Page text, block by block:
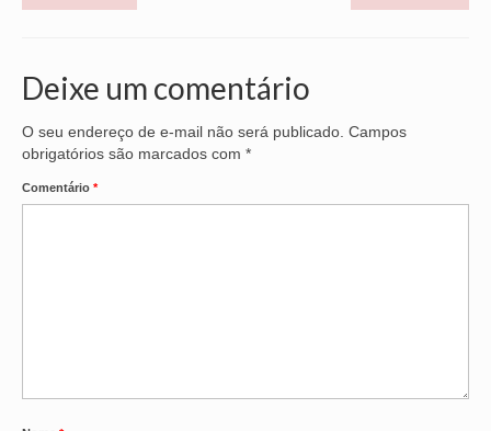
ACESSIBILIDADE E INCLUSÃO
LGBTQIA+
OFICIAIS DE JUSTIÇA
Deixe um comentário
O seu endereço de e-mail não será publicado. Campos
obrigatórios são marcados com *
Comentário *